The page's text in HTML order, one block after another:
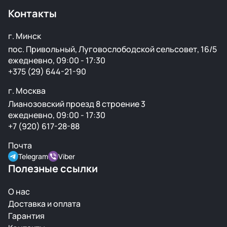
Контакты
г. Минск
пос. Привольный, Луговослободской сельсовет, 16/5
ежедневно, 09:00 - 17:30
+375 (29) 644-21-90
г. Москва
Лианозовский проезд 8 строение 3
ежедневно, 09:00 - 17:30
+7 (920) 617-28-88
Почта
Telegram Viber
Полезные ссылки
О нас
Доставка и оплата
Гарантия